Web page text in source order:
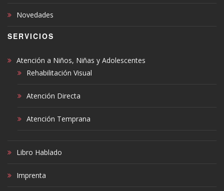
Novedades
SERVICIOS
Atención a Niños, Niñas y Adolescentes
Rehabilitación Visual
Atención Directa
Atención Temprana
Libro Hablado
Imprenta